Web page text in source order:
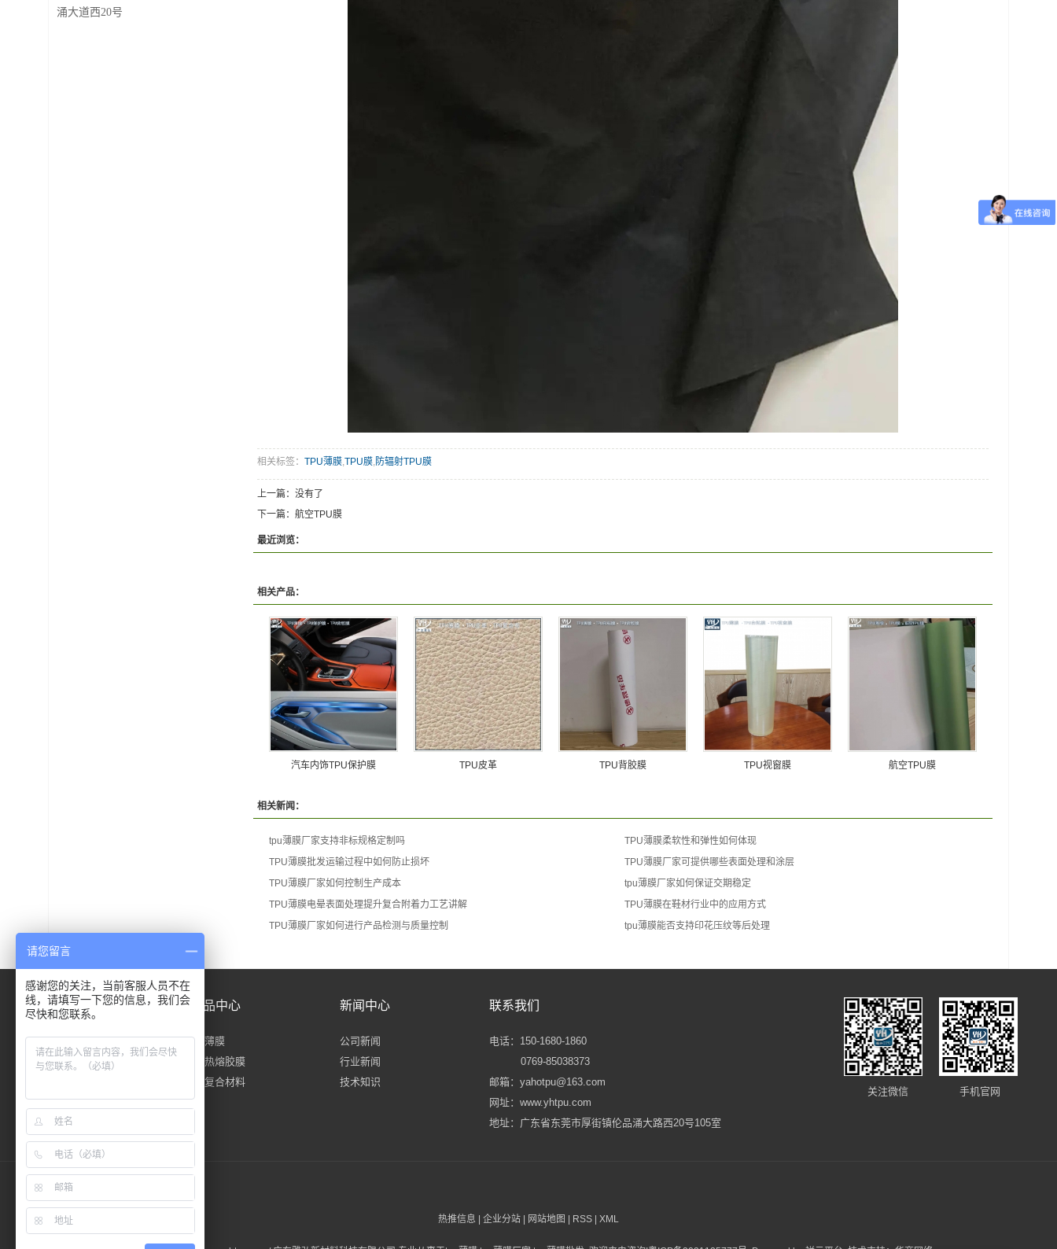
涌大道西20号
相关标签： TPU薄膜,TPU膜,防辐射TPU膜
上一篇：没有了
下一篇： 航空TPU膜
最近浏览：
相关产品：
汽车内饰TPU保护膜 TPU皮革 TPU背胶膜 TPU视窗膜 航空TPU膜
相关新闻：
tpu薄膜厂家支持非标规格定制吗
TPU薄膜柔软性和弹性如何体现
TPU薄膜批发运输过程中如何防止损坏
TPU薄膜厂家可提供哪些表面处理和涂层
TPU薄膜厂家如何控制生产成本
tpu薄膜厂家如何保证交期稳定
TPU薄膜电晕表面处理提升复合附着力工艺讲解
TPU薄膜在鞋材行业中的应用方式
TPU薄膜厂家如何进行产品检测与质量控制
tpu薄膜能否支持印花压纹等后处理
关于雅弘
公司简介
资质荣誉
产品中心
tpu薄膜
tpu热熔胶膜
tpu复合材料
新闻中心
公司新闻
行业新闻
技术知识
联系我们
电话：150-1680-1860
0769-85038373
邮箱：yahotpu@163.com
网址：www.yhtpu.com
地址：广东省东莞市厚街镇伦品涌大路西20号105室
关注微信 手机官网
热推信息 企业分站 网站地图 RSS XML
请您留言
感谢您的关注，当前客服人员不在
线，请填写一下您的信息，我们会
尽快和您联系。